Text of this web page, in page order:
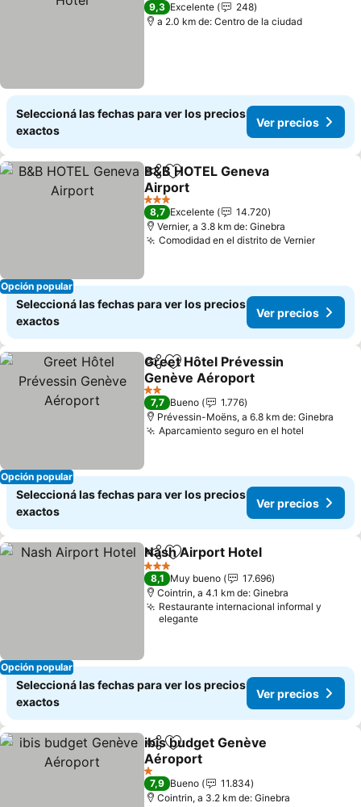
9,3 Excelente
248
a 2.0 km de: Centro de la ciudad
Seleccioná las fechas para ver los precios
exactos
Ver precios
Opción popular
CompartirAñadir a favoritos
B&B HOTEL Geneva
Airport
3 Estrellas
8,7 Excelente
14.720
Vernier, a 3.8 km de: Ginebra
Comodidad en el distrito de Vernier
Seleccioná las fechas para ver los precios
exactos
Ver precios
Opción popular
CompartirAñadir a favoritos
Greet Hôtel Prévessin
Genève Aéroport
2 Estrellas
7,7 Bueno
1.776
Prévessin-Moëns, a 6.8 km de: Ginebra
Aparcamiento seguro en el hotel
Seleccioná las fechas para ver los precios
exactos
Ver precios
Opción popular
CompartirAñadir a favoritos
Nash Airport Hotel
3 Estrellas
8,1 Muy bueno
17.696
Cointrin, a 4.1 km de: Ginebra
Restaurante internacional informal y
elegante
Seleccioná las fechas para ver los precios
exactos
Ver precios
CompartirAñadir a favoritos
ibis budget Genève
Aéroport
1 Estrellas
7,9 Bueno
11.834
Cointrin, a 3.2 km de: Ginebra